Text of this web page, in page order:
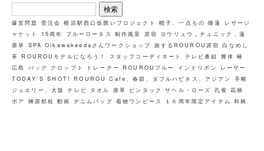
検
索:
爆笑問題 受注会 横浜駅西口仮囲いプロジェクト 帽子、一点もの 睡蓮
レザージ
ャケット
15周年 ブルーロータス 制作風景 原宿 ヨウリュウ，チュニック，蓮
唐草 SPA Oikawakeedaさんワークショップ 旅するROUROU原宿 白なめし
革 ROUROUモデルになろう！ スタッフコーディネート テレビ番組 雅体 椿
広島
バッグ クロップト トレーナー ROUROUブルー インドリボン
レーザー
TODAY`S SHOT! ROUROU Cafe、春節、ダブルハピネス、アジアン
手帳
ジュエリー、大阪
テレビ タオル 唐草 ピンタック サヘル・ローズ 孔雀 花柄
ボア 榊原郁枝 動画 デニムバッグ 着物ワンピース １６周年限定アイテム 和柄